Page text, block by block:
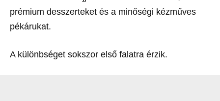
prémium desszerteket és a minőségi kézműves
pékárukat.
A különbséget sokszor első falatra érzik.